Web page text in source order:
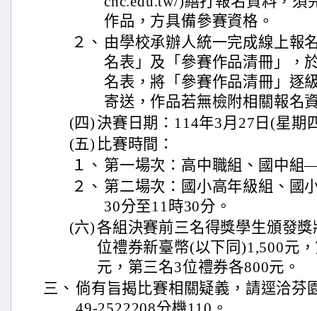
作品，方具備參賽資格。
２、 由學校承辦人統一完成線上報
名表」及「參賽作品清冊」，
名表，將「參賽作品清冊」逐
寄送，作品若無檢附相關報名
(四) 決賽日期：114年3月27日(星期
(五) 比賽時間：
１、 第一場次：高中職組、國中組
２、 第二場次：國小高年級組、國
30分至11時30分。
(六)各組決賽前三名得獎學生頒發
位禮券新臺幣(以下同)1,500元
元，第三名3位禮券各800元。
三、 倘有旨揭比賽相關疑義，請逕洽芬